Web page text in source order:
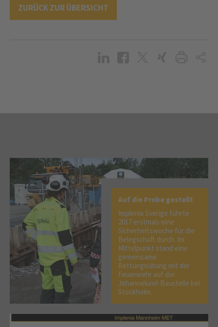
ZURÜCK ZUR ÜBERSICHT
Auf die Probe gestellt
Implenia Sverige führte
2017 erstmals eine
Sicherheitswoche für die
Belegschaft durch. Im
Mittelpunkt stand eine
gemeinsame
Rettungsübung mit der
Feuerwehr auf der
Johannelund-Baustelle bei
Stockholm.